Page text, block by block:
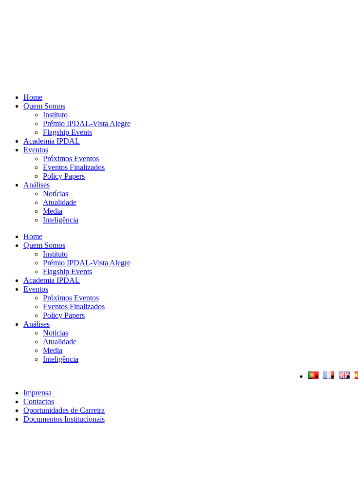
Home
Quem Somos
Instituto
Prémio IPDAL-Vista Alegre
Flagship Events
Academia IPDAL
Eventos
Próximos Eventos
Eventos Finalizados
Policy Papers
Análises
Notícias
Atualidade
Media
Inteligência
Home
Quem Somos
Instituto
Prémio IPDAL-Vista Alegre
Flagship Events
Academia IPDAL
Eventos
Próximos Eventos
Eventos Finalizados
Policy Papers
Análises
Notícias
Atualidade
Media
Inteligência
Imprensa
Contactos
Oportunidades de Carreira
Documentos Institucionais